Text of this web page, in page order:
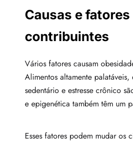
Causas e fatores
contribuintes
Vários fatores causam
Alimentos altamente
sedentário e estresse crônico
e epigenética também têm um
Esses fatores podem mudar os